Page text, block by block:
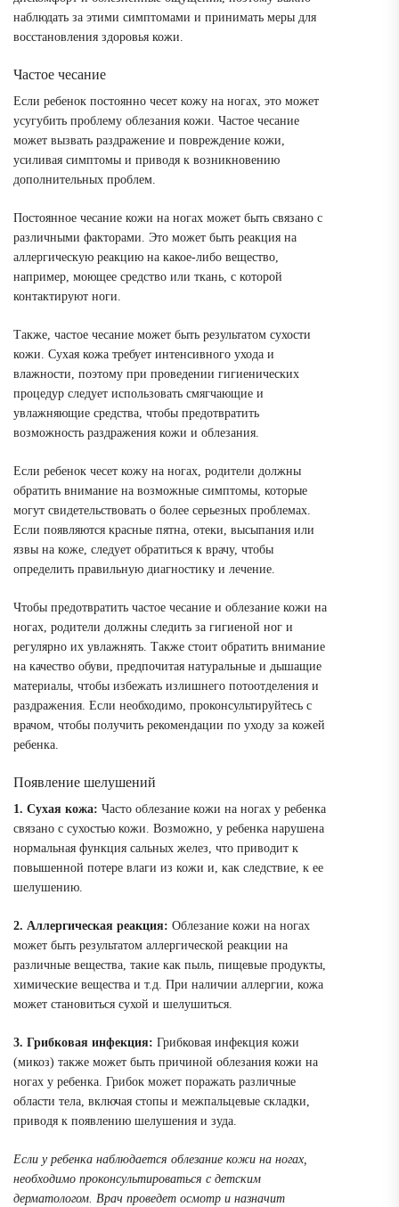
наблюдать за этими симптомами и принимать меры для
восстановления здоровья кожи.
Частое чесание
Если ребенок постоянно чесет кожу на ногах, это может
усугубить проблему облезания кожи. Частое чесание
может вызвать раздражение и повреждение кожи,
усиливая симптомы и приводя к возникновению
дополнительных проблем.
Постоянное чесание кожи на ногах может быть связано с
различными факторами. Это может быть реакция на
аллергическую реакцию на какое-либо вещество,
например, моющее средство или ткань, с которой
контактируют ноги.
Также, частое чесание может быть результатом сухости
кожи. Сухая кожа требует интенсивного ухода и
влажности, поэтому при проведении гигиенических
процедур следует использовать смягчающие и
увлажняющие средства, чтобы предотвратить
возможность раздражения кожи и облезания.
Если ребенок чесет кожу на ногах, родители должны
обратить внимание на возможные симптомы, которые
могут свидетельствовать о более серьезных проблемах.
Если появляются красные пятна, отеки, высыпания или
язвы на коже, следует обратиться к врачу, чтобы
определить правильную диагностику и лечение.
Чтобы предотвратить частое чесание и облезание кожи на
ногах, родители должны следить за гигиеной ног и
регулярно их увлажнять. Также стоит обратить внимание
на качество обуви, предпочитая натуральные и дышащие
материалы, чтобы избежать излишнего потоотделения и
раздражения. Если необходимо, проконсультируйтесь с
врачом, чтобы получить рекомендации по уходу за кожей
ребенка.
Появление шелушений
1. Сухая кожа: Часто облезание кожи на ногах у ребенка
связано с сухостью кожи. Возможно, у ребенка нарушена
нормальная функция сальных желез, что приводит к
повышенной потере влаги из кожи и, как следствие, к ее
шелушению.
2. Аллергическая реакция: Облезание кожи на ногах
может быть результатом аллергической реакции на
различные вещества, такие как пыль, пищевые продукты,
химические вещества и т.д. При наличии аллергии, кожа
может становиться сухой и шелушиться.
3. Грибковая инфекция: Грибковая инфекция кожи
(микоз) также может быть причиной облезания кожи на
ногах у ребенка. Грибок может поражать различные
области тела, включая стопы и межпальцевые складки,
приводя к появлению шелушения и зуда.
Если у ребенка наблюдается облезание кожи на ногах,
необходимо проконсультироваться с детским
дерматологом. Врач проведет осмотр и назначит